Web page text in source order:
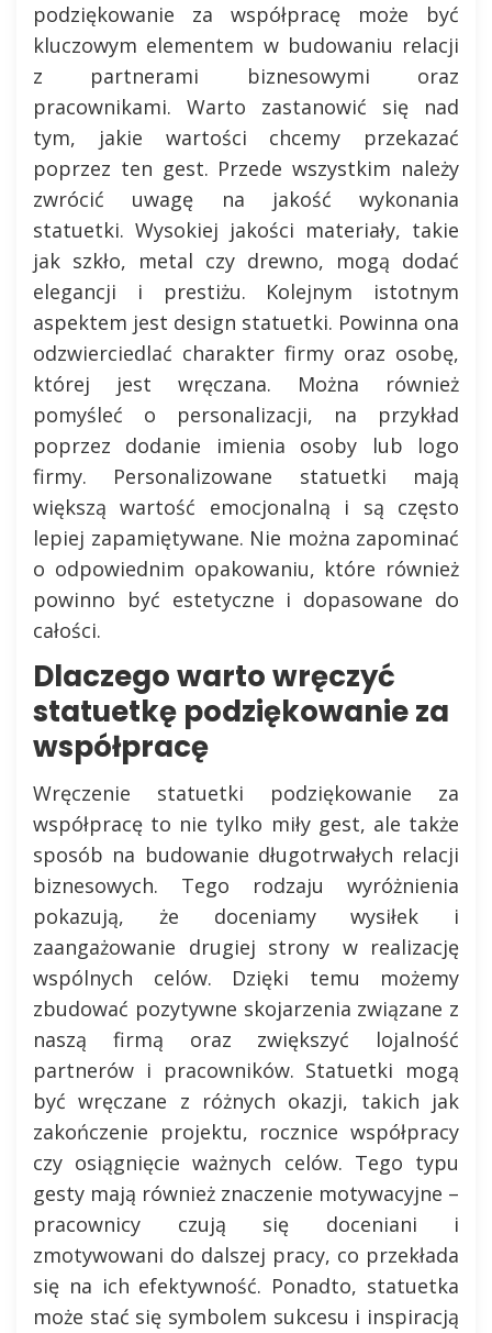
podziękowanie za współpracę może być
kluczowym elementem w budowaniu relacji
z partnerami biznesowymi oraz
pracownikami. Warto zastanowić się nad
tym, jakie wartości chcemy przekazać
poprzez ten gest. Przede wszystkim należy
zwrócić uwagę na jakość wykonania
statuetki. Wysokiej jakości materiały, takie
jak szkło, metal czy drewno, mogą dodać
elegancji i prestiżu. Kolejnym istotnym
aspektem jest design statuetki. Powinna ona
odzwierciedlać charakter firmy oraz osobę,
której jest wręczana. Można również
pomyśleć o personalizacji, na przykład
poprzez dodanie imienia osoby lub logo
firmy. Personalizowane statuetki mają
większą wartość emocjonalną i są często
lepiej zapamiętywane. Nie można zapominać
o odpowiednim opakowaniu, które również
powinno być estetyczne i dopasowane do
całości.
Dlaczego warto wręczyć
statuetkę podziękowanie za
współpracę
Wręczenie statuetki podziękowanie za
współpracę to nie tylko miły gest, ale także
sposób na budowanie długotrwałych relacji
biznesowych. Tego rodzaju wyróżnienia
pokazują, że doceniamy wysiłek i
zaangażowanie drugiej strony w realizację
wspólnych celów. Dzięki temu możemy
zbudować pozytywne skojarzenia związane z
naszą firmą oraz zwiększyć lojalność
partnerów i pracowników. Statuetki mogą
być wręczane z różnych okazji, takich jak
zakończenie projektu, rocznice współpracy
czy osiągnięcie ważnych celów. Tego typu
gesty mają również znaczenie motywacyjne –
pracownicy czują się doceniani i
zmotywowani do dalszej pracy, co przekłada
się na ich efektywność. Ponadto, statuetka
może stać się symbolem sukcesu i inspiracją